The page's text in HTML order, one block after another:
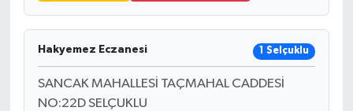
Hakyemez Eczanesi 1 Selçuklu
SANCAK MAHALLESİ TAÇMAHAL CADDESİ
NO:22D SELÇUKLU